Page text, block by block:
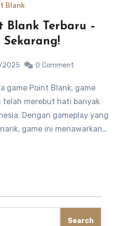
Blank
Blank Terbaru –
2025 0 Comment
telah merebut hati banyak
Dengan gameplay yang
game ini menawarkan…
Search